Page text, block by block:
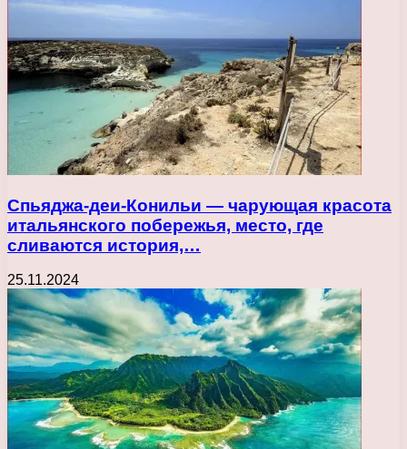
Спьяджа-деи-Конильи — чарующая красота
итальянского побережья, место, где
сливаются история,…
25.11.2024